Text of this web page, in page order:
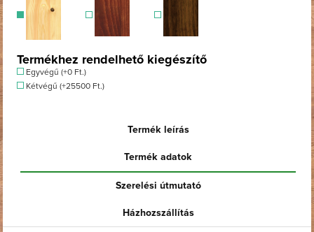
Termékhez rendelhető kiegészítő
Egyvégű (+0 Ft.)
Kétvégű (+25500 Ft.)
Termék leírás
Termék adatok
Szerelési útmutató
Házhozszállítás